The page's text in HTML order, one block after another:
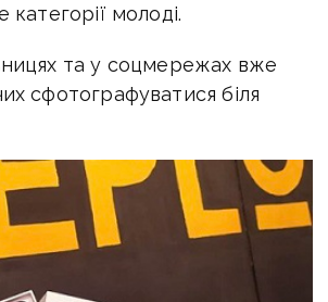
молоді.
та у соцмережах вже
сфотографуватися біля